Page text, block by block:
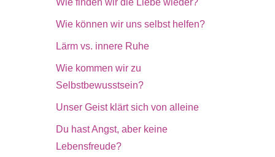
Wie finden wir die Liebe wieder?
Wie können wir uns selbst helfen?
Lärm vs. innere Ruhe
Wie kommen wir zu
Selbstbewusstsein?
Unser Geist klärt sich von alleine
Du hast Angst, aber keine
Lebensfreude?